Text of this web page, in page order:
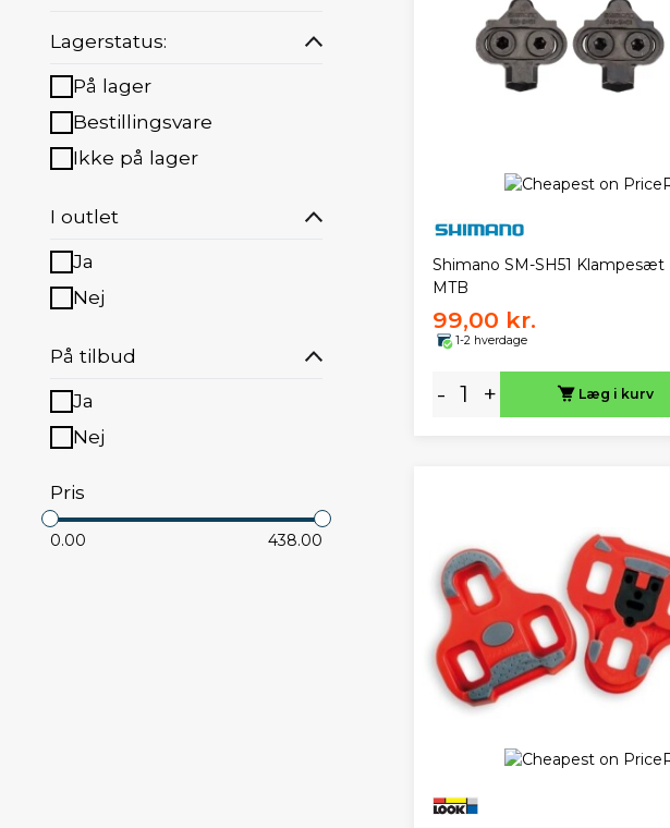
Lagerstatus:
På lager
Bestillingsvare
Ikke på lager
I outlet
Ja
Nej
På tilbud
Ja
Nej
Pris
0.00 438.00
Shimano SM-SH51 Klampesæt
MTB
99,00 kr.
1-2 hverdage
- + Læg i kurv